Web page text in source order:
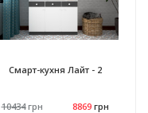
Смарт-кухня Лайт - 2
10434 грн 8869 грн